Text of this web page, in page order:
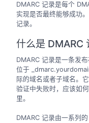
DMARC 记录是每个
实现是否最终能够成功
记录。
什么是 DMARC
DMARC 记录是一条发
位于
际的域名或者子域名。
验证中失败时，应该如
里。
DMARC 记录由一系列